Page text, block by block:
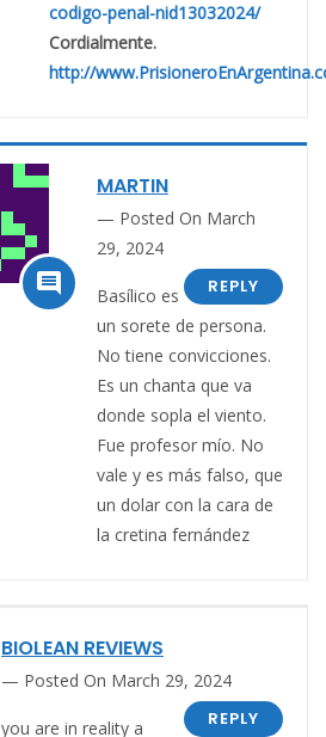
codigo-penal-nid13032024/
Cordialmente.
http://

MARTIN
Posted On March
29, 2024
REPLY
Basílico es
un sorete de persona.
No tiene convicciones.
Es un chanta que va
donde sopla el viento.
Fue profesor mío. No
vale y es más falso, que
un dolar con la cara de
la cretina fernández
BIOLEAN REVIEWS
Posted On March 29, 2024
REPLY
you are in reality a